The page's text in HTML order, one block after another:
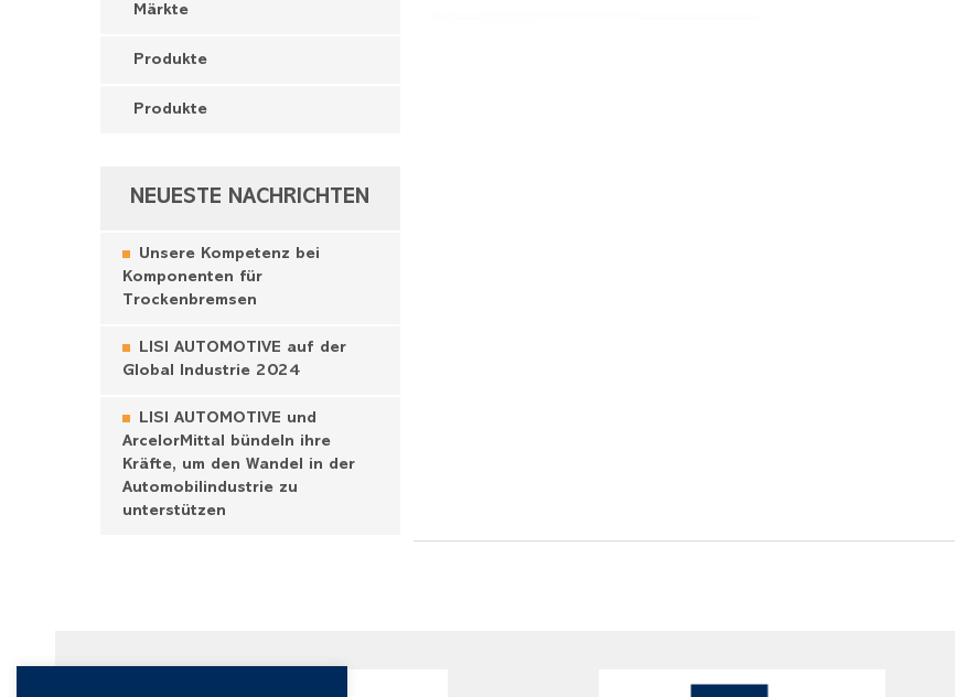
Märkte
Produkte
Produkte
NEUESTE NACHRICHTEN
Unsere Kompetenz bei
Komponenten für
Trockenbremsen
LISI AUTOMOTIVE auf der
Global Industrie 2024
LISI AUTOMOTIVE und
ArcelorMittal bündeln ihre
Kräfte, um den Wandel in der
Automobilindustrie zu
unterstützen